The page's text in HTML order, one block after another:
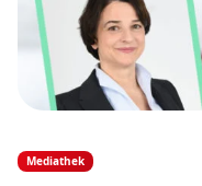
Mediathek